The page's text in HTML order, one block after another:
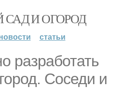
САД И ОГОРОД
статьи
разработать
Соседи и